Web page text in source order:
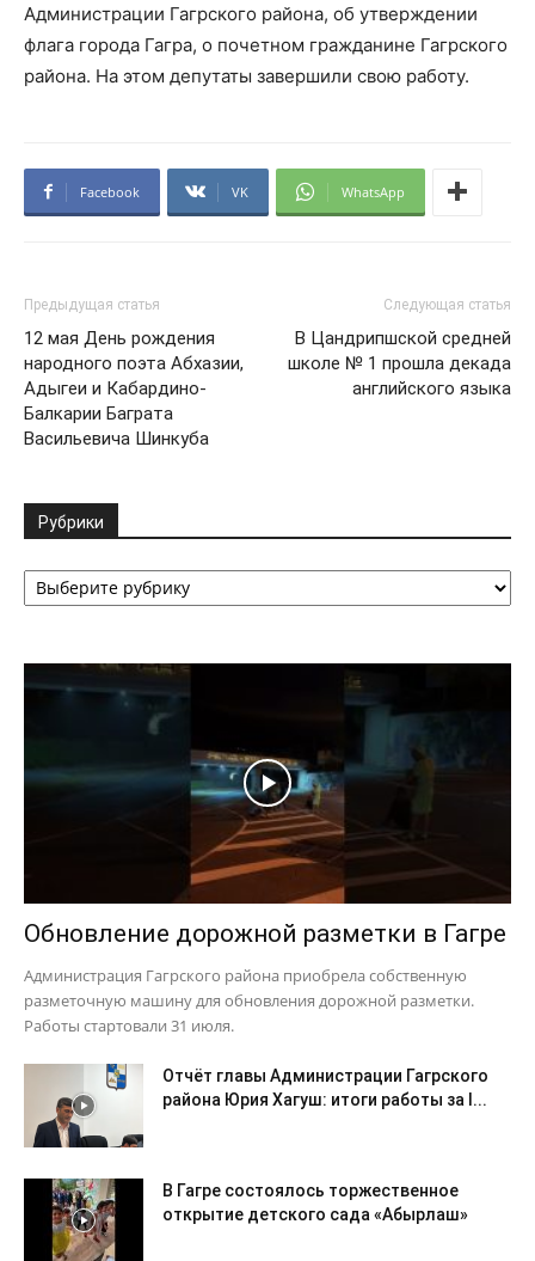
Администрации Гагрского района, об утверждении
флага города Гагра, о почетном гражданине Гагрского
района. На этом депутаты завершили свою работу.
Facebook VK WhatsApp
Предыдущая статья
12 мая День рождения
народного поэта Абхазии,
Адыгеи и Кабардино-
Балкарии Баграта
Васильевича Шинкуба
Следующая статья
В Цандрипшской средней
школе № 1 прошла декада
английского языка
Рубрики
Рубрики
Обновление дорожной разметки в Гагре
Администрация Гагрского района приобрела собственную
разметочную машину для обновления дорожной разметки.
Работы стартовали 31 июля.
Отчёт главы Администрации Гагрского
района Юрия Хагуш: итоги работы за I...
В Гагре состоялось торжественное
открытие детского сада «Абырлаш»